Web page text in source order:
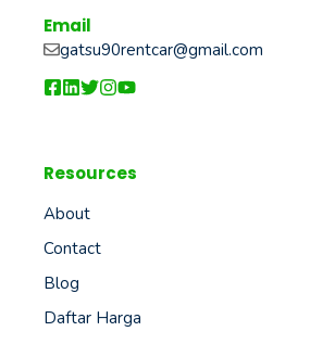
Email
gatsu90rentcar@gmail.com
Resources
About
Contact
Blog
Daftar Harga